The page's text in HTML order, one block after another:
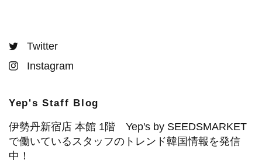
Twitter
Instagram
Yep's Staff Blog
伊勢丹新宿店 本館 1階 Yep's by SEEDSMARKET
で働いているスタッフのトレンド韓国情報を発信
中！